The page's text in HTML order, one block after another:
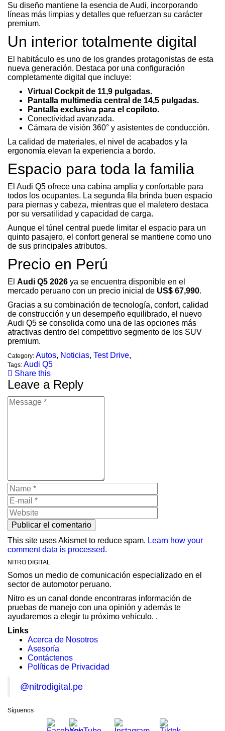
Su diseño mantiene la esencia de Audi, incorporando
líneas más limpias y detalles que refuerzan su carácter
premium.
Un interior totalmente digital
El habitáculo es uno de los grandes protagonistas de esta
nueva generación. Destaca por una configuración
completamente digital que incluye:
Virtual Cockpit de 11,9 pulgadas.
Pantalla multimedia central de 14,5 pulgadas.
Pantalla exclusiva para el copiloto.
Conectividad avanzada.
Cámara de visión 360° y asistentes de conducción.
La calidad de materiales, el nivel de acabados y la
ergonomía elevan la experiencia a bordo.
Espacio para toda la familia
El Audi Q5 ofrece una cabina amplia y confortable para
todos los ocupantes. La segunda fila brinda buen espacio
para piernas y cabeza, mientras que el maletero destaca
por su versatilidad y capacidad de carga.
Aunque el túnel central puede limitar el espacio para un
quinto pasajero, el confort general se mantiene como uno
de sus principales atributos.
Precio en Perú
El Audi Q5 2026 ya se encuentra disponible en el
mercado peruano con un precio inicial de US$ 67,990.
Gracias a su combinación de tecnología, confort, calidad
de construcción y un desempeño equilibrado, el nuevo
Audi Q5 se consolida como una de las opciones más
atractivas dentro del competitivo segmento de los SUV
premium.
Category: Autos, Noticias, Test Drive,
Tags: Audi Q5
Share this
Leave a Reply
This site uses Akismet to reduce spam. Learn how your
comment data is processed.
NITRO DIGITAL
Somos un medio de comunicación especializado en el
sector de automotor peruano.
Nitro es un canal donde encontraras información de
pruebas de manejo con una opinión y además te
ayudaremos a elegir tu próximo vehículo. .
Links
Acerca de Nosotros
Asesoría
Contáctenos
Políticas de Privacidad
@nitrodigital.pe
Síguenos